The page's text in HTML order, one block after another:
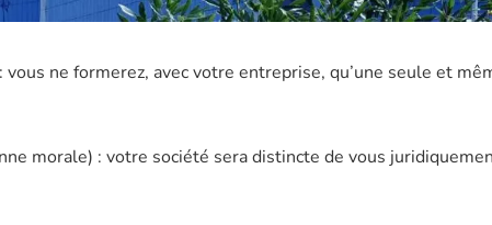
ne formerez, avec votre entreprise, qu’une seule et
morale) : votre société sera distincte de vous